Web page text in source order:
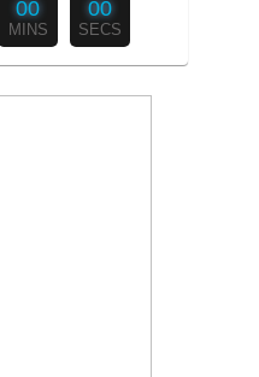
00
MINS
00
SECS